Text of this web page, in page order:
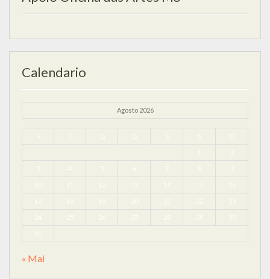
Calendario
Agosto 2026
S T Q Q S S D
1
3 4 5 6 7 8 9
10 11 12 13 14 15 16
17 18 19 20 21 23
24 25 26 27 28 29 30
31
« Mai